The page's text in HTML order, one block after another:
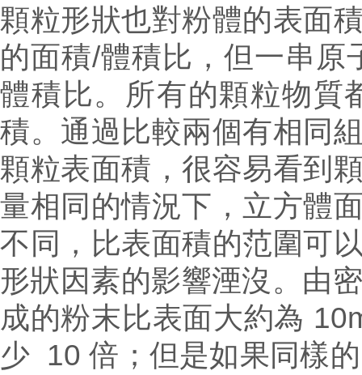
顆粒形狀也對粉體的表面
的面積/體積比，但一串
體積比。所有的顆粒物質
積。通過比較兩個有相同
顆粒表面積，很容易看到
量相同的情況下，立方體
不同，比表面積的范圍可
形狀因素的影響湮沒。由
成的粉末比表面大約為
少 10 倍；但是如果同樣